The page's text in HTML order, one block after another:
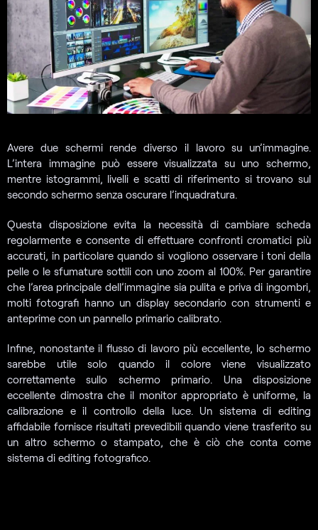
Avere due schermi rende diverso il lavoro su un’immagine.
L’intera immagine può essere visualizzata su uno schermo,
mentre istogrammi, livelli e scatti di riferimento si trovano sul
secondo schermo senza oscurare l’inquadratura.
Questa disposizione evita la necessità di cambiare scheda
regolarmente e consente di effettuare confronti cromatici più
accurati, in particolare quando si vogliono osservare i toni della
pelle o le sfumature sottili con uno zoom al 100%. Per garantire
che l’area principale dell’immagine sia pulita e priva di ingombri,
molti fotografi hanno un display secondario con strumenti e
anteprime con un pannello primario calibrato.
Infine, nonostante il flusso di lavoro più eccellente, lo schermo
sarebbe utile solo quando il colore viene visualizzato
correttamente sullo schermo primario. Una disposizione
eccellente dimostra che il monitor appropriato è uniforme, la
calibrazione e il controllo della luce. Un sistema di editing
affidabile fornisce risultati prevedibili quando viene trasferito su
un altro schermo o stampato, che è ciò che conta come
sistema di editing fotografico.